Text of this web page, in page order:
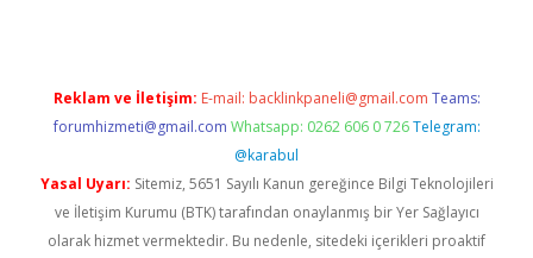
Reklam ve İletişim: E-mail: backlinkpaneli@gmail.com Teams:
forumhizmeti@gmail.com Whatsapp: 0262 606 0 726 Telegram:
@karabul
Yasal Uyarı: Sitemiz, 5651 Sayılı Kanun gereğince Bilgi Teknolojileri
ve İletişim Kurumu (BTK) tarafından onaylanmış bir Yer Sağlayıcı
olarak hizmet vermektedir. Bu nedenle, sitedeki içerikleri proaktif